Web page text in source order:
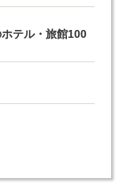
テル・旅館100